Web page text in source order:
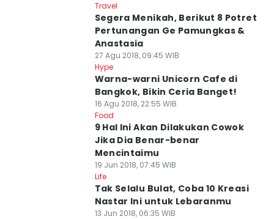
Travel
Segera Menikah, Berikut 8 Potret
Pertunangan Ge Pamungkas &
Anastasia
27 Agu 2018, 09:45 WIB
Hype
Warna-warni Unicorn Cafe di
Bangkok, Bikin Ceria Banget!
16 Agu 2018, 22:55 WIB
Food
9 Hal Ini Akan Dilakukan Cowok
Jika Dia Benar-benar
Mencintaimu
19 Jun 2018, 07:45 WIB
Life
Tak Selalu Bulat, Coba 10 Kreasi
Nastar Ini untuk Lebaranmu
13 Jun 2018, 06:35 WIB